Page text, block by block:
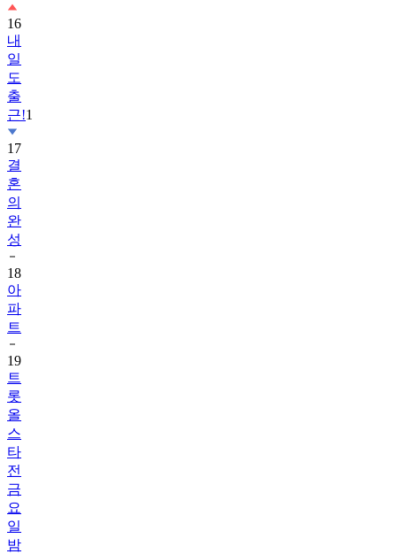
16
내
일
도
출
근!1
17
결
혼
의
완
성
18
아
파
트
19
트
롯
올
스
타
전
금
요
일
밤